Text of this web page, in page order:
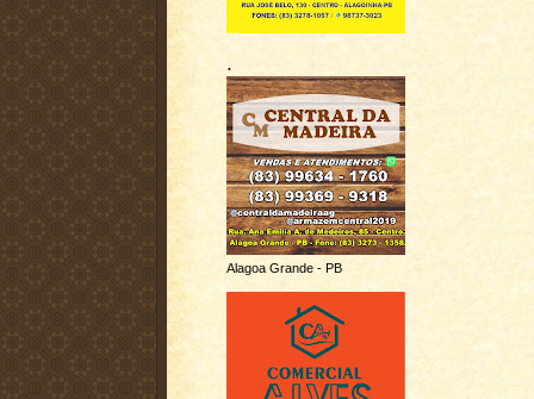
.
Alagoa Grande - PB